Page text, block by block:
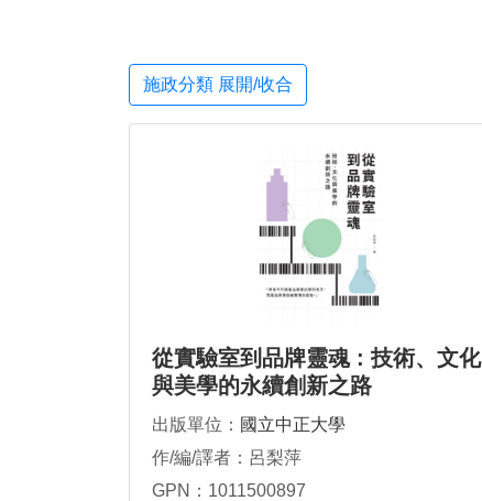
施政分類 展開/收合
從實驗室到品牌靈魂 : 技術、文化
與美學的永續創新之路
出版單位： 國立中正大學
作/編/譯者：呂梨萍
GPN：1011500897